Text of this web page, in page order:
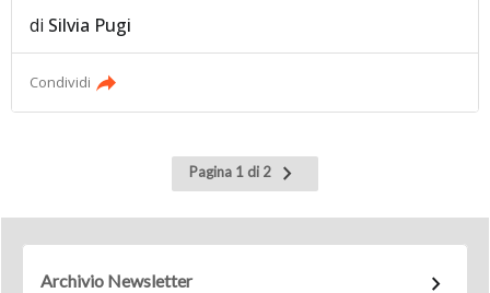
di Silvia Pugi
Condividi
Pagina 1 di 2
Pagina
successiva
Archivio Newsletter